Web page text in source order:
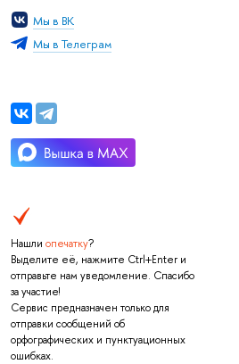
Мы в ВК
Мы в Телеграм
Нашли опечатку?
Выделите её, нажмите Ctrl+Enter и
отправьте нам уведомление. Спасибо
за участие!
Сервис предназначен только для
отправки сообщений об
орфографических и пунктуационных
ошибках.